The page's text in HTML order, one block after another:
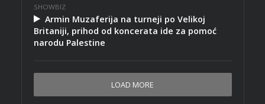
SHOWBIZ
Armin Muzaferija na turneji po Velikoj
Britaniji, prihod od koncerata ide za pomoć
narodu Palestine
LOAD MORE